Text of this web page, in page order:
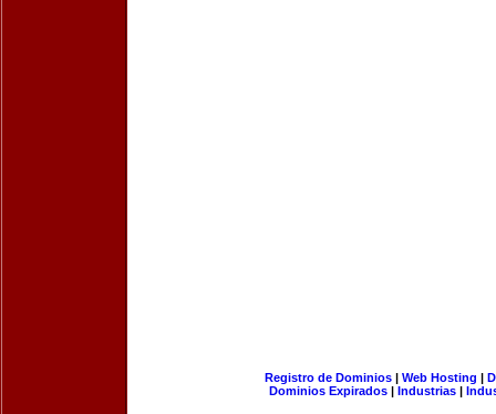
Registro de Dominios| Web Hosting |
Dominios Expirados | Industrias |